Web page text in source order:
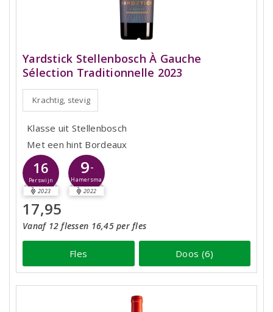
Yardstick Stellenbosch À Gauche
Sélection Traditionnelle 2023
Krachtig, stevig
Klasse uit Stellenbosch
Met een hint Bordeaux
16
Perswijn
2023
9-
Hamersma
2022
17,95
Vanaf 12 flessen 16,45 per fles
Fles Doos (6)